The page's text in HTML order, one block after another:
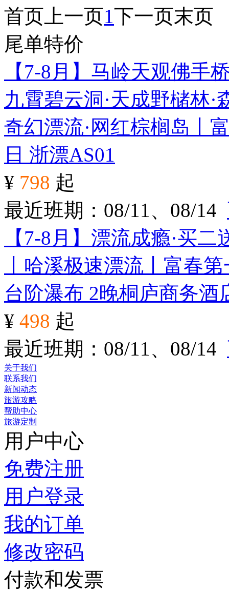
首页 上一页1下一页末页
尾单特价
【7-8月】马岭天观佛手
九霄碧云洞·天成野槠林
奇幻漂流·网红棕榈岛丨
日 浙漂AS01
¥ 798 起
最近班期：08/11、08/14
【7-8月】漂流成瘾·买
丨哈溪极速漂流丨富春
台阶瀑布 2晚桐庐商务
¥ 498 起
最近班期：08/11、08/14
关于我们
联系我们
新闻动态
旅游攻略
帮助中心
旅游定制
用户中心
免费注册
用户登录
我的订单
修改密码
付款和发票